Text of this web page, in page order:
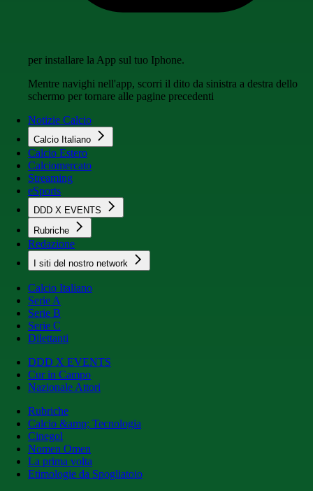
per installare la App sul tuo Iphone.
Mentre navighi nell'app, scorri il dito da sinistra a destra dello
schermo per tornare alle pagine precedenti
Notizie Calcio
Calcio Italiano
Calcio Estero
Calciomercato
Streaming
eSports
DDD X EVENTS
Rubriche
Redazione
I siti del nostro network
Calcio Italiano
Serie A
Serie B
Serie C
Dilettanti
DDD X EVENTS
Cur in Campo
Nazionale Attori
Rubriche
Calcio &amp; Tecnologia
Cinegol
Nomen Omen
La prima volta
Etimologie da Spogliatoio